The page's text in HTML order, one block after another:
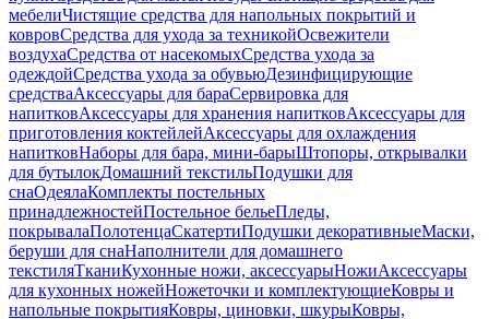
мебелиЧистящие средства для напольных покрытий и
ковровСредства для ухода за техникойОсвежители
воздухаСредства от насекомыхСредства ухода за
одеждойСредства ухода за обувьюДезинфицирующие
средстваАксессуары для бараСервировка для
напитковАксессуары для хранения напитковАксессуары для
приготовления коктейлейАксессуары для охлаждения
напитковНаборы для бара, мини-барыШтопоры, открывалки
для бутылокДомашний текстильПодушки для
снаОдеялаКомплекты постельных
принадлежностейПостельное бельеПледы,
покрывалаПолотенцаСкатертиПодушки декоративныеМаски,
беруши для снаНаполнители для домашнего
текстиляТканиКухонные ножи, аксессуарыНожиАксессуары
для кухонных ножейНожеточки и комплектующиеКовры и
напольные покрытияКовры, циновки, шкурыКовры,